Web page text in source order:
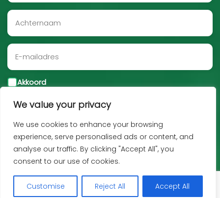
We value your privacy
We use cookies to enhance your browsing
experience, serve personalised ads or content, and
analyse our traffic. By clicking "Accept All", you
consent to our use of cookies.
Customise Reject All Accept All
Akkoord
Aanmelden
Privacy policy Disclaimer